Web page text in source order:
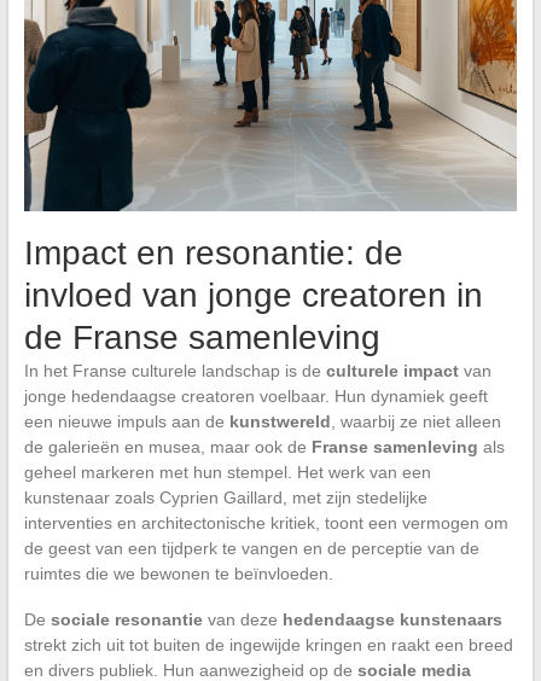
Impact en resonantie: de
invloed van jonge creatoren in
de Franse samenleving
In het Franse culturele landschap is de culturele impactvan
jonge hedendaagse creatoren voelbaar. Hun dynamiek geeft
een nieuwe impuls aan de kunstwereld , waarbij ze niet alleen
de galerieën en musea, maar ook de Franse samenleving als
geheel markeren met hun stempel. Het werk van een
kunstenaar zoals Cyprien Gaillard, met zijn stedelijke
interventies en architectonische kritiek, toont een vermogen om
de geest van een tijdperk te vangen en de perceptie van de
ruimtes die we bewonen te beïnvloeden.
De sociale resonantievan deze hedendaagse kunstenaars
strekt zich uit tot buiten de ingewijde kringen en raakt een breed
en divers publiek. Hun aanwezigheid op de sociale media